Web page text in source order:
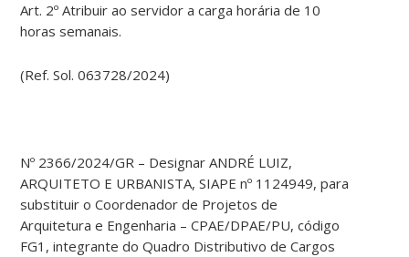
Art. 2º Atribuir ao servidor a carga horária de 10
horas semanais.
(Ref. Sol. 063728/2024)
Nº 2366/2024/GR – Designar ANDRÉ LUIZ,
ARQUITETO E URBANISTA, SIAPE nº 1124949, para
substituir o Coordenador de Projetos de
Arquitetura e Engenharia – CPAE/DPAE/PU, código
FG1, integrante do Quadro Distributivo de Cargos